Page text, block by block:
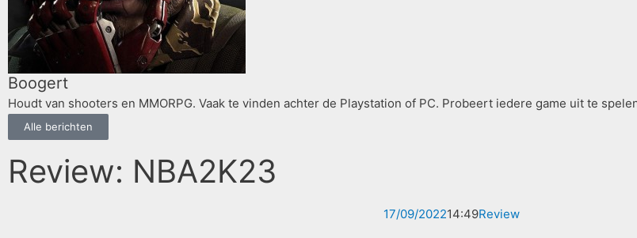
Boogert
Houdt van shooters en MMORPG. Vaak te vinden achter de Playstation of PC. Probeert iedere game uit te
Alle berichten
Review: NBA2K23
17/09/202214:49Review